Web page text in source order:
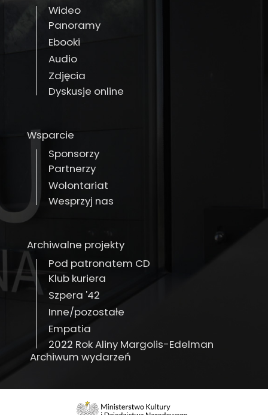
Wideo
Panoramy
Ebooki
Audio
Zdjęcia
Dyskusje online
Wsparcie
Sponsorzy
Partnerzy
Wolontariat
Wesprzyj nas
Archiwalne projekty
Pod patronatem CD
Klub kuriera
Szpera '42
Inne/pozostałe
Empatia
2022 Rok Aliny Margolis-Edelman
Archiwum wydarzeń